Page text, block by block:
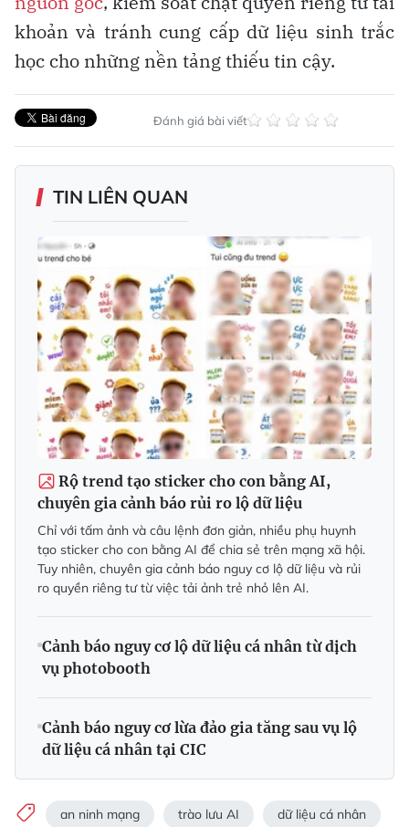
khoản và tránh cung cấp dữ liệu sinh trắc
học cho những nền tảng thiếu tin cậy.
Đánh giá bài viết
TIN LIÊN QUAN
Rộ trend tạo sticker cho con bằng AI,
chuyên gia cảnh báo rủi ro lộ dữ liệu
Chỉ với tấm ảnh và câu lệnh đơn giản, nhiều phụ huynh
tạo sticker cho con bằng AI để chia sẻ trên mạng xã hội.
Tuy nhiên, chuyên gia cảnh báo nguy cơ lộ dữ liệu và rủi
ro quyền riêng tư từ việc tải ảnh trẻ nhỏ lên AI.
Cảnh báo nguy cơ lộ dữ liệu cá nhân từ dịch
vụ photobooth
Cảnh báo nguy cơ lừa đảo gia tăng sau vụ lộ
dữ liệu cá nhân tại CIC
an ninh mạng trào lưu AI dữ liệu cá nhân